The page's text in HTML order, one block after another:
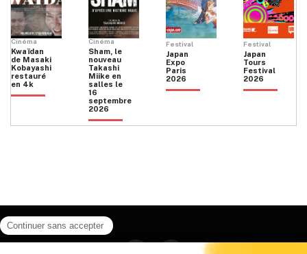
Cinéma
Kwaïdan
de Masaki
Kobayashi
restauré
en 4k
Cinéma
Sham, le
nouveau
Takashi
Miike en
salles le
16
septembre
2026
Festival
Japan
Expo
Paris
2026
Festival
Japan
Tours
Festival
2026